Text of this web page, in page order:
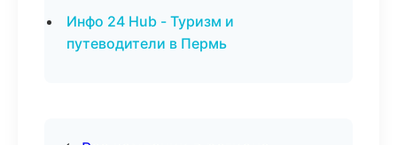
Инфо 24 Hub - Туризм и
путеводители в Пермь